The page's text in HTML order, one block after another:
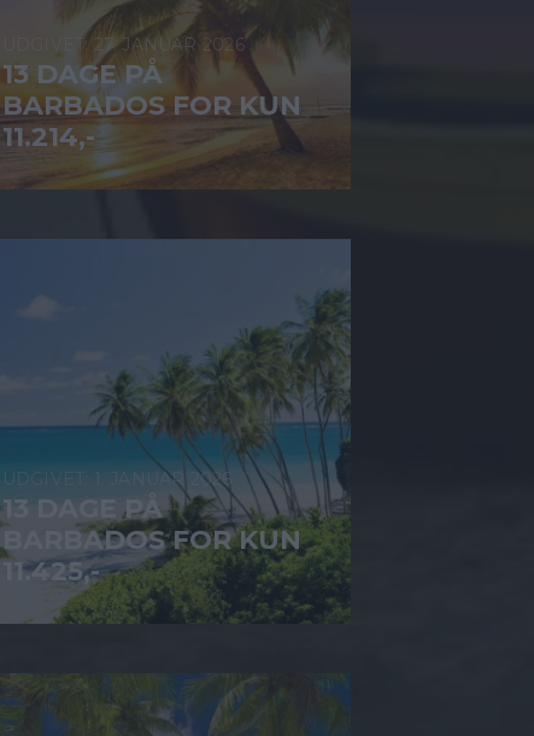
27. JANUAR 2026
13 DAGE PÅ
BARBADOS FOR KUN
11.214,-
1. JANUAR 2026
13 DAGE PÅ
BARBADOS FOR KUN
11.425,-